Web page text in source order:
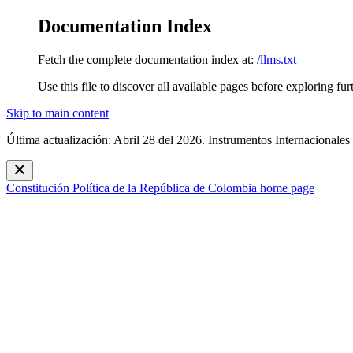
Documentation Index
Fetch the complete documentation index at: /llms.txt
Use this file to discover all available pages before exploring
Skip to main content
Última actualización: Abril 28 del 2026. Instrumentos Internacionales
Constitución Política de la República de Colombia home page